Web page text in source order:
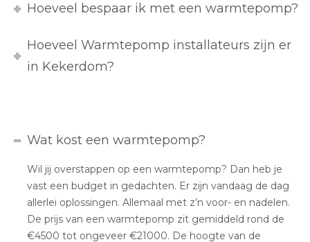
Hoeveel bespaar ik met een warmtepomp?
Hoeveel Warmtepomp installateurs zijn er
in Kekerdom?
Wat kost een warmtepomp?
Wil jij overstappen op een warmtepomp? Dan heb je
vast een budget in gedachten. Er zijn vandaag de dag
allerlei oplossingen. Allemaal met z’n voor- en nadelen.
De prijs van een warmtepomp zit gemiddeld rond de
€4500 tot ongeveer €21000. De hoogte van de